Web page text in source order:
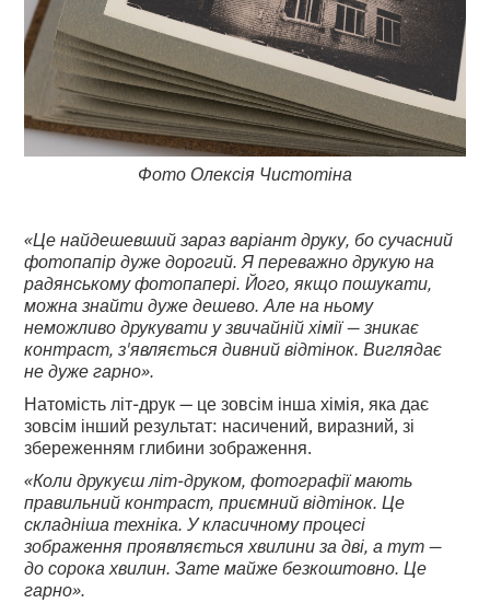
Фото Олексія Чистотіна
«Це найдешевший зараз варіант друку, бо сучасний
фотопапір дуже дорогий. Я переважно друкую на
радянському фотопапері. Його, якщо пошукати,
можна знайти дуже дешево. Але на ньому
неможливо друкувати у звичайній хімії — зникає
контраст, з'являється дивний відтінок. Виглядає
не дуже гарно».
Натомість літ-друк — це зовсім інша хімія, яка дає
зовсім інший результат: насичений, виразний, зі
збереженням глибини зображення.
«Коли друкуєш літ-друком, фотографії мають
правильний контраст, приємний відтінок. Це
складніша техніка. У класичному процесі
зображення проявляється хвилини за дві, а тут —
до сорока хвилин. Зате майже безкоштовно. Це
гарно».